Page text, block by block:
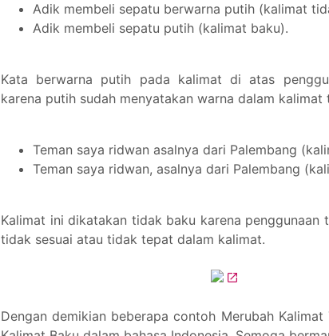
Adik membeli sepatu berwarna putih (kalimat
Adik membeli sepatu putih (kalimat baku).
Kata berwarna putih pada kalimat di atas
karena putih sudah menyatakan warna dalam kalimat
Teman saya ridwan asalnya dari Palembang
Teman saya ridwan, asalnya dari Palembang
Kalimat ini dikatakan tidak baku karena penggunaan
tidak sesuai atau tidak tepat dalam kalimat.
Dengan demikian beberapa contoh Merubah Kalimat